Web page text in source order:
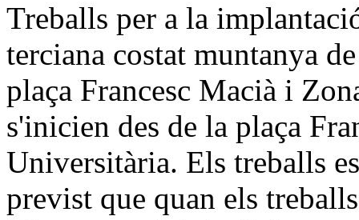
Treballs per a la
terciana costat muntanya
plaça Francesc Macià i
s'inicien des de la plaça
Universitària. Els treballs
previst que quan els